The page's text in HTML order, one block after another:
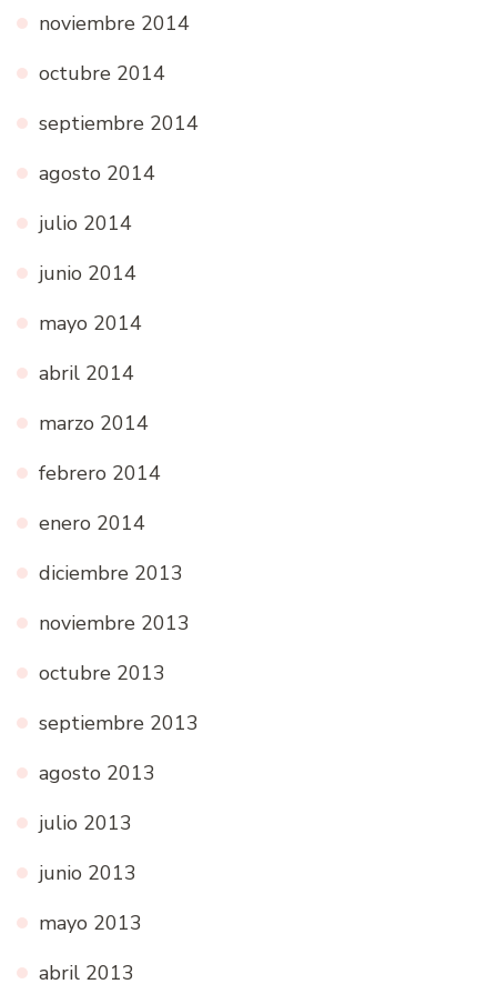
noviembre 2014
octubre 2014
septiembre 2014
agosto 2014
julio 2014
junio 2014
mayo 2014
abril 2014
marzo 2014
febrero 2014
enero 2014
diciembre 2013
noviembre 2013
octubre 2013
septiembre 2013
agosto 2013
julio 2013
junio 2013
mayo 2013
abril 2013